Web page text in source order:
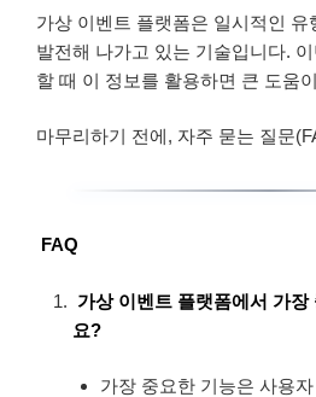
가상 이벤트 플랫폼은 일시적인 유
발전해 나가고 있는 기술입니다.
할 때 이 정보를 활용하면 큰 도움
마무리하기 전에, 자주 묻는 질문
FAQ
가상 이벤트 플랫폼에서 가
요?
가장 중요한 기능은 사용